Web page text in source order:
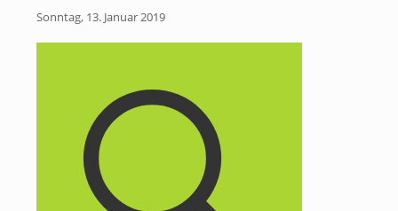
Sonntag, 13. Januar 2019